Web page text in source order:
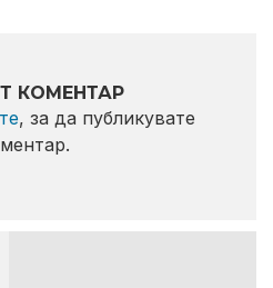
КОМЕНТАР
, за да публикувате